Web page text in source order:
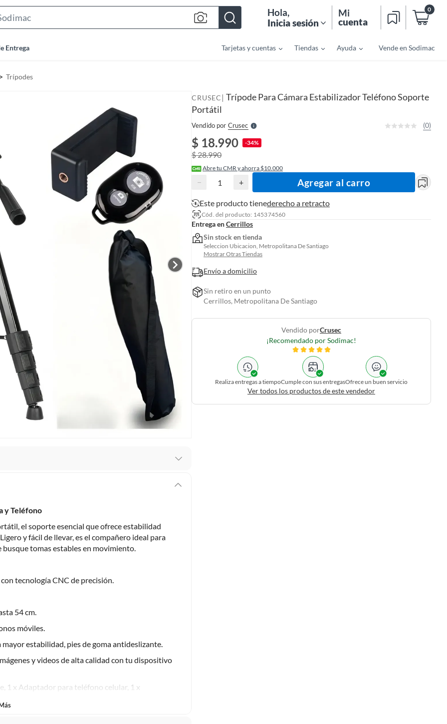
r
Hola,
Inicia sesión
Mi
cuenta
0
Entrega Tarjetas y cuentas Tiendas Ayuda Vende en Sodimac
Trípodes
intactos y sin uso, tal como te lo entregamos. Ten
reparados, abiertos, de segunda selección,
entre otros análogos.
y Teléfono
el soporte esencial que ofrece estabilidad
y fácil de llevar, es el compañero ideal para
tomas estables en movimiento.
tecnología CNC de precisión.
54 cm.
móviles.
estabilidad, pies de goma antideslizante.
y videos de alta calidad con tu dispositivo
1 x Adaptador para teléfono celular, 1 x
CRUSEC | Trípode Para Cámara Estabilizador Teléfono Soporte
Portátil
Vendido por CrusecS
e
r
(0)
$ 18.990 -34%
$ 28.990
Abre tu CMR y ahorra $10.000
− + Agregar al carro
Este producto tienederecho a retracto
Cód. del producto: 145374560
Entrega enCerrillos
Sin stock en tienda
Seleccion Ubicacion, Metropolitana De Santiago
Mostrar Otras Tiendas
Envío a domicilio
Sin retiro en un punto
Cerrillos, Metropolitana De Santiago
Vendido porCrusec
¡Recomendado por Sodimac!
Realiza entregas a tiempoCumple con sus entregasOfrece un buen servicio
Ver todos los productos de este vendedor